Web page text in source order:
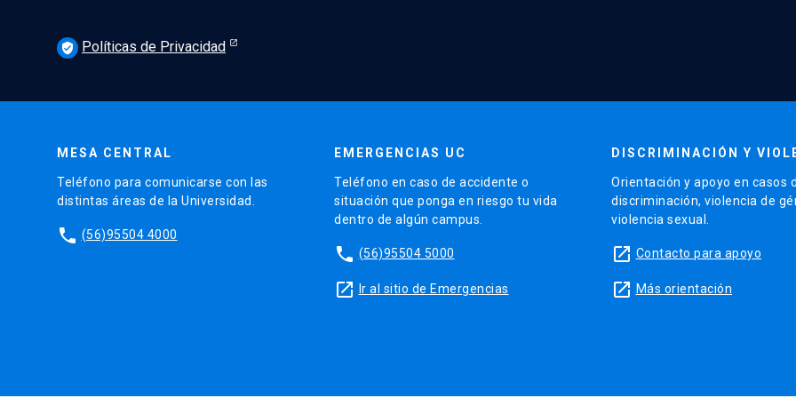
verified_user Políticas de Privacidad
MESA CENTRAL
Teléfono para comunicarse con las
distintas áreas de la Universidad.
phone (56)95504 4000
EMERGENCIAS UC
Teléfono en caso de accidente o
situación que ponga en riesgo tu vida
dentro de algún campus.
phone (56)95504 5000
launch Ir al sitio de Emergencias
DISCRIMINACIÓN Y
Orientación y apoyo en casos
discriminación, violencia de
violencia sexual.
launch Contacto para apoyo
launch Más orientación